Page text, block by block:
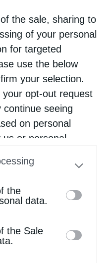
the sale, sharing to
of your personal
for targeted
use the below
your selection.
opt-out request
seeing
on personal
us or personal
separately opt-out
on the IAB’s list
This
disclosed by us to
List of
the
data.
the Sale